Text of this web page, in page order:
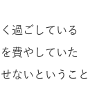
過ごしている
費やしていた
ないということ